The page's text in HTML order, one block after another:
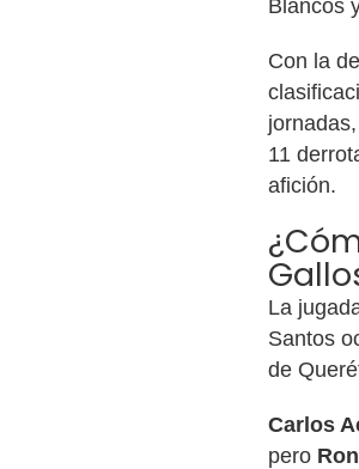
Blancos
Con la
11
afición.
La
Santos
de
Carlos
pero